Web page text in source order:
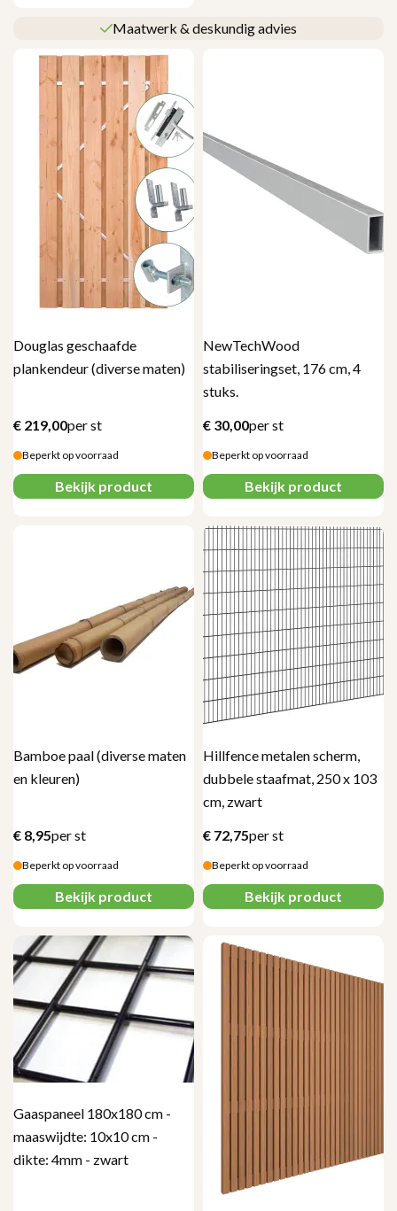
Maatwerk & deskundig advies
Douglas geschaafde
plankendeur (diverse maten)
€ 219,00per st
Beperkt op voorraad
Bekijk product
NewTechWood
stabiliseringset, 176 cm, 4
stuks.
€ 30,00per st
Beperkt op voorraad
Bekijk product
Bamboe paal (diverse maten
en kleuren)
€ 8,95per st
Beperkt op voorraad
Bekijk product
Hillfence metalen scherm,
dubbele staafmat, 250 x 103
cm, zwart
€ 72,75per st
Beperkt op voorraad
Bekijk product
Gaaspaneel 180x180 cm -
maaswijdte: 10x10 cm -
dikte: 4mm - zwart